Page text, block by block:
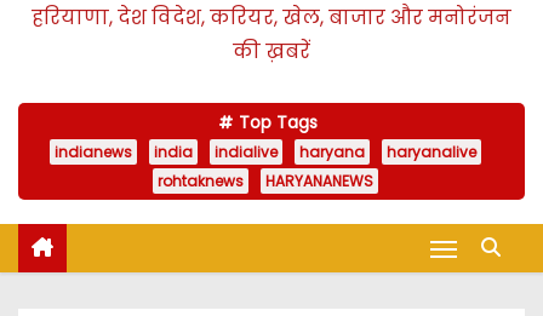
हरियाणा, देश विदेश, करियर, खेल, बाजार और मनोरंजन
की ख़बरें
Top Tags
indianews india indialive haryana
haryanalive
rohtaknews
HARYANANEWS